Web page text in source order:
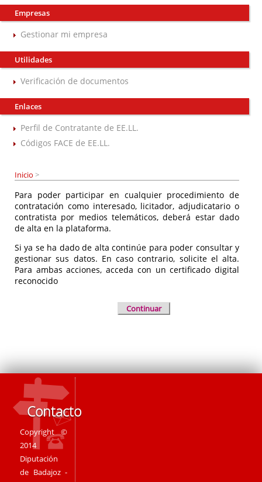
Empresas
Gestionar mi empresa
Utilidades
Verificación de documentos
Enlaces
Perfil de Contratante de EE.LL.
Códigos FACE de EE.LL.
Inicio >
Para poder participar en cualquier procedimiento de
contratación como interesado, licitador, adjudicatario o
contratista por medios telemáticos, deberá estar dado
de alta en la plataforma.
Si ya se ha dado de alta continúe para poder consultar y
gestionar sus datos. En caso contrario, solicite el alta.
Para ambas acciones, acceda con un certificado digital
reconocido
Continuar
Contacto
Copyright ©
2014
Diputación
de Badajoz -